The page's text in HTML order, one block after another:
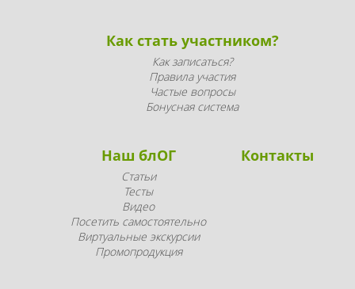
Как стать участником?
Как записаться?
Правила участия
Частые вопросы
Бонусная система
Наш блОГ
Статьи
Тесты
Видео
Посетить самостоятельно
Виртуальные экскурсии
Промопродукция
Контакты